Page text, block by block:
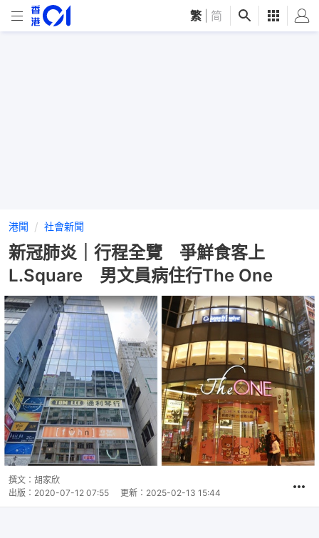
繁 简
港聞 社會新聞
新冠肺炎｜行程全覽 爭鮮食客上
L.Square 男文員病住行The One
撰文： 胡家欣
出版： 2020-07-12 07:55 更新： 2025-02-13 15:44